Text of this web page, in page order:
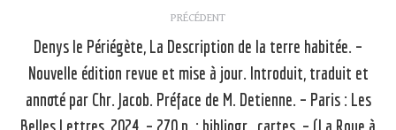
article
PRÉCÉDENT
Article
précédent
Denys le Périégète, La Description de la terre habitée. –
Nouvelle édition revue et mise à jour. Introduit, traduit et
annoté par Chr. Jacob. Préface de M. Detienne. – Paris : Les